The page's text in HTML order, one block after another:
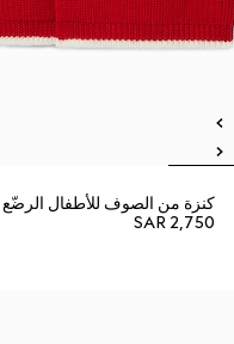
كنزة من الصوف للأطفال الرضّع
SAR 2,750